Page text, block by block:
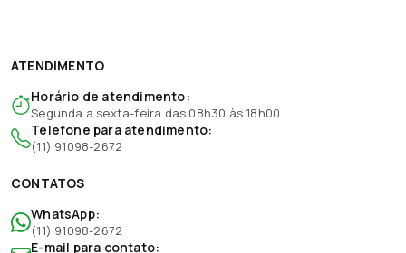
ATENDIMENTO
Horário de atendimento:
Segunda a sexta-feira das 08h30 às 18h00
Telefone para atendimento:
(11) 91098-2672
CONTATOS
WhatsApp:
(11) 91098-2672
E-mail para contato: